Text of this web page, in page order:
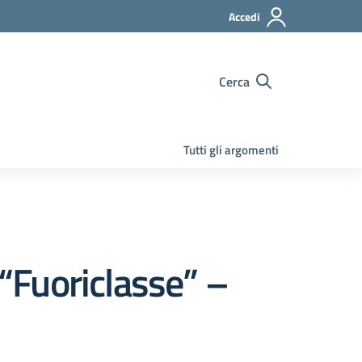
Accedi
Cerca
Tutti gli argomenti
–